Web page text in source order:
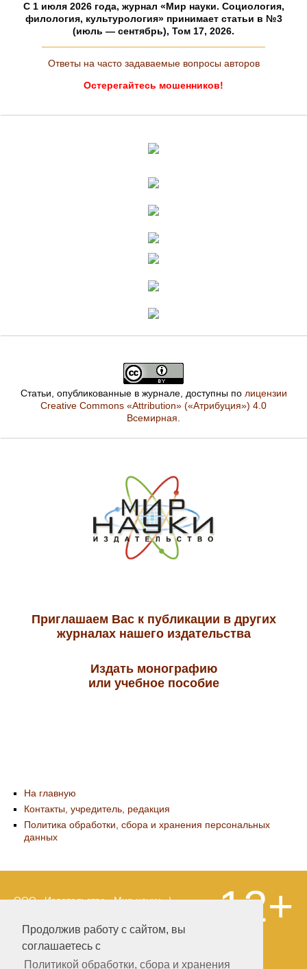
Продолжив работу с сайтом, вы
соглашаетесь с
Политикой обработки, сбора и хранения
C 1 июля 2026 года, журнал «Мир науки. Социология,
филология, культурология» принимает статьи в №3
(июль — сентябрь), Том 17, 2026.
Ответы на часто задаваемые вопросы авторов
Остерегайтесь мошенников!
Статьи, опубликованные в журнале, доступны по лицензии
Creative Commons «Attribution» («Атрибуция») 4.0
Всемирная
Приглашаем Вас к публикации в других
журналах нашего издательства
Издать монографию
или учебное пособие
На главную
Контакты, учредитель, редакция
Политика обработки, сбора и хранения персональных
данных
ООО «Издательство «Мир науки» \
LLC Материалы, размещенные на сайте,
охраняются Законом о защите авторских
прав. Публикация любых материалов
этого сайта запрещена без
12+